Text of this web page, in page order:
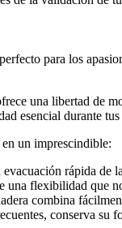
para los
una libertad de
esencial durante
un imprescindible:
evacuación rápida de
una flexibilidad que
combina
conserva su